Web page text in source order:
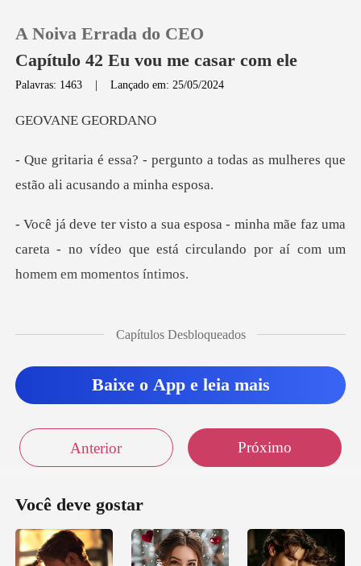
Loja
A Noiva Errada do CEO
Capítulo 42 Eu vou me casar com ele
Palavras: 1463 |Lançado em: 25/05/2024
NE GE
nto a todas as mulheres que
es
mãe faz uma
careta - no vídeo que está circu
a andando co
Capítulos Desbloqueados
Baixe o App e leia mais
Anterior Próximo
Você deve gostar